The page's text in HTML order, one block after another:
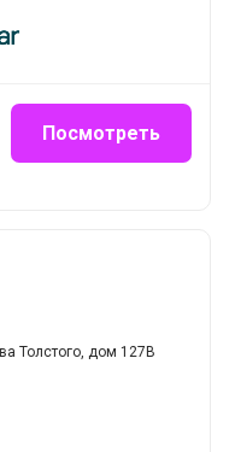
Посмотреть
Толстого, дом 127В